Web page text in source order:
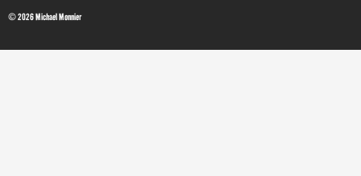
© 2026 Michael Monnier